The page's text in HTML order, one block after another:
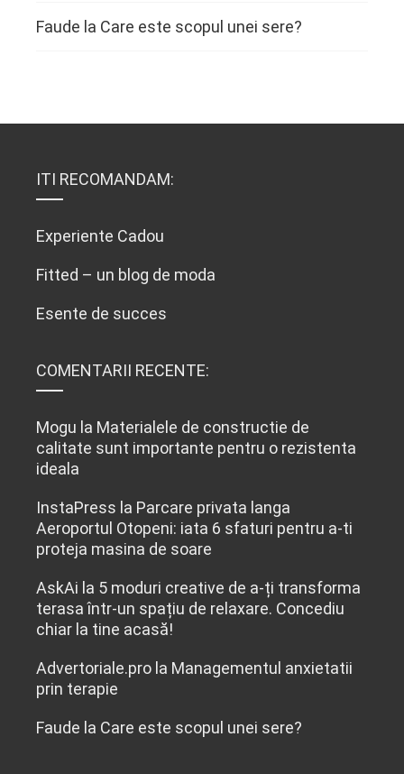
Faude la Care este scopul unei sere?
ITI RECOMANDAM:
Experiente Cadou
Fitted – un blog de moda
Esente de succes
COMENTARII RECENTE:
Mogu la Materialele de constructie de
calitate sunt importante pentru o rezistenta
ideala
InstaPress la Parcare privata langa
Aeroportul Otopeni: iata 6 sfaturi pentru a-ti
proteja masina de soare
AskAi la 5 moduri creative de a-ți transforma
terasa într-un spațiu de relaxare. Concediu
chiar la tine acasă!
Advertoriale.pro la Managementul anxietatii
prin terapie
Faude la Care este scopul unei sere?